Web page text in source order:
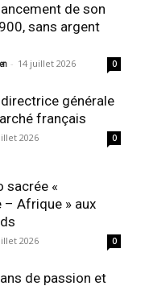
de son
sans argent
- 14 juillet 2026 0
générale
français
2026 0
sacrée «
– Afrique » aux
2026 0
de passion et